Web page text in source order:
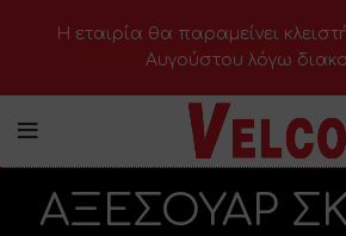
ΑΞΕΣΟΥΑΡ
H εταιρία θα παραμείνει
Αυγούστου λόγω